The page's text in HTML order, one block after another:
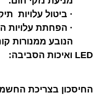
· ביטול עלויות
· הפחתת עלויות
הנובע ממנורות
LED ואיכות הסביבה:
החיסכון בצריכת